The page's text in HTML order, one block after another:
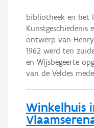
bibliotheek en het
Kunstgeschiedenis
ontwerp van
1962 werd ten
en Wijsbegeerte
van de Veldes
Winkelhuis